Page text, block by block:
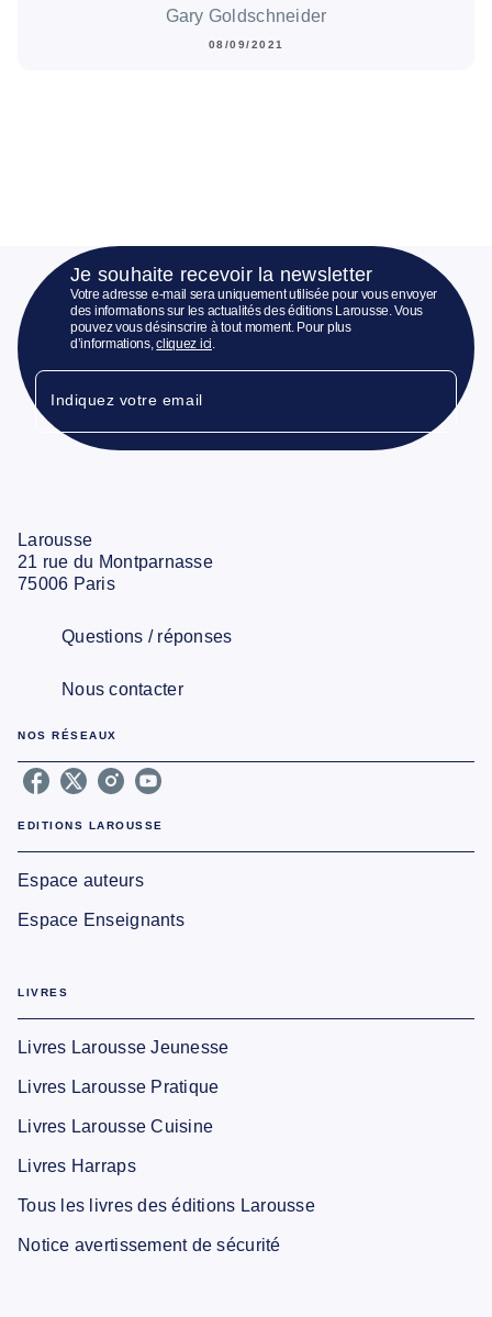
Gary Goldschneider
08/09/2021
Je souhaite recevoir la newsletter
Votre adresse e-mail sera uniquement utilisée pour vous envoyer
des informations sur les actualités des éditions Larousse. Vous
pouvez vous désinscrire à tout moment. Pour plus
d’informations,cliquez ici.
Indiquez votre email
Larousse
21 rue du Montparnasse
75006 Paris
Questions / réponses
Nous contacter
NOS RÉSEAUX
EDITIONS LAROUSSE
Espace auteurs
Espace Enseignants
LIVRES
Livres Larousse Jeunesse
Livres Larousse Pratique
Livres Larousse Cuisine
Livres Harraps
Tous les livres des éditions Larousse
Notice avertissement de sécurité